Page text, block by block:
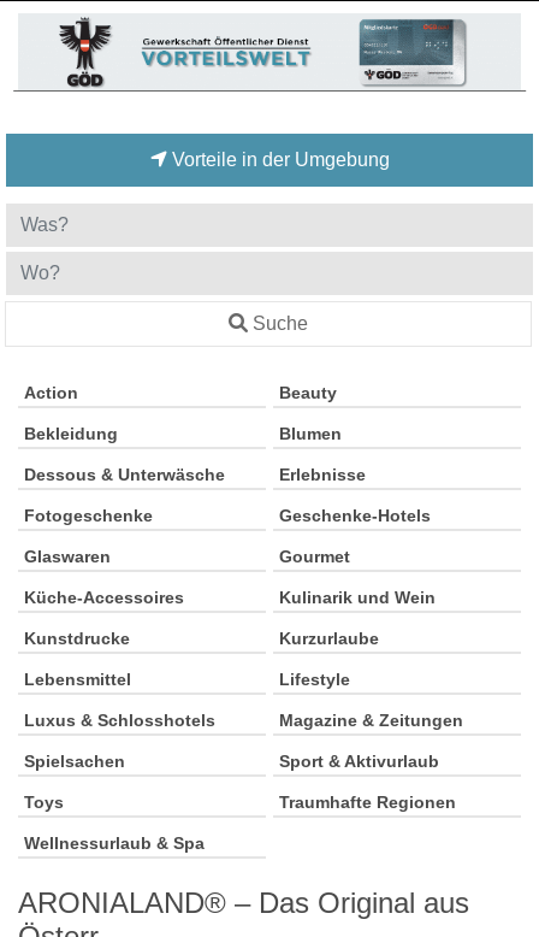
Vorteile in der Umgebung
Suche
Action Beauty
Bekleidung Blumen
Dessous & Unterwäsche Erlebnisse
Fotogeschenke Geschenke-Hotels
Glaswaren Gourmet
Küche-Accessoires Kulinarik und Wein
Kunstdrucke Kurzurlaube
Lebensmittel Lifestyle
Luxus & Schlosshotels Magazine & Zeitungen
Spielsachen Sport & Aktivurlaub
Toys Traumhafte Regionen
Wellnessurlaub & Spa
ARONIALAND® – Das Original aus